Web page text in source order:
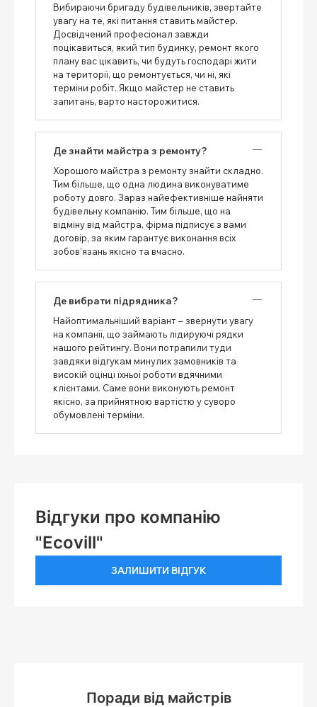
Вибираючи бригаду будівельників, звертайте
увагу на те, які питання ставить майстер.
Досвідчений професіонал завжди
поцікавиться, який тип будинку, ремонт якого
плану вас цікавить, чи будуть господарі жити
на території, що ремонтується, чи ні, які
терміни робіт. Якщо майстер не ставить
запитань, варто насторожитися.
Де знайти майстра з ремонту?
Хорошого майстра з ремонту знайти складно.
Тим більше, що одна людина виконуватиме
роботу довго. Зараз найефективніше найняти
будівельну компанію. Тим більше, що на
відміну від майстра, фірма підписує з вами
договір, за яким гарантує виконання всіх
зобов’язань якісно та вчасно.
Де вибрати підрядника?
Найоптимальніший варіант – звернути увагу
на компанії, що займають лідируючі рядки
нашого рейтингу. Вони потрапили туди
завдяки відгукам минулих замовників та
високій оцінці їхньої роботи вдячними
клієнтами. Саме вони виконують ремонт
якісно, ​​за прийнятною вартістю у суворо
обумовлені терміни.
Відгуки про компанію
"Ecovill"
ЗАЛИШИТИ ВІДГУК
Поради від майстрів